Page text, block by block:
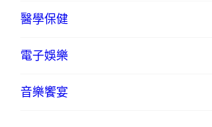
醫學保健
電子娛樂
音樂饗宴